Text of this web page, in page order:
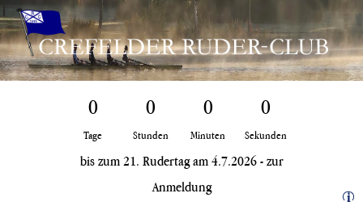
Zum
Inhalt
springen
0
Tage
0
Stunden
0
Minuten
0
Sekunden
bis zum 21. Rudertag am 4.7.2026 - zur
Anmeldung
i